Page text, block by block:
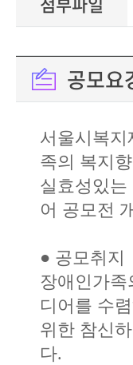
공모요
서울시복
족의 복지
실효성있
어 공모전
● 공모취지
장애인가
디어를 수
위한 참신
다.